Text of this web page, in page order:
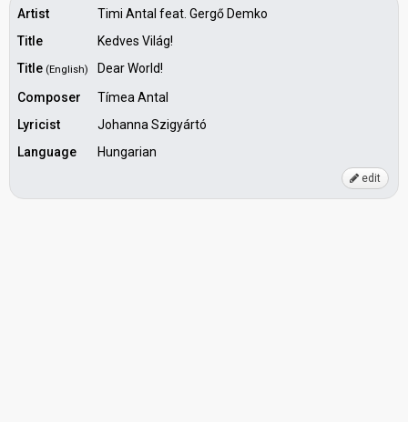
Artist
Timi Antal feat. Gergő Demko
Title
Kedves Világ!
Title (English)
Dear World!
Composer
Tímea Antal
Lyricist
Johanna Szigyártó
Language
Hungarian
edit